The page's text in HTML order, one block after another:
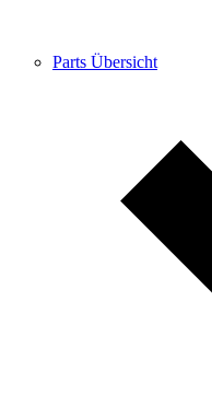
Parts Übersicht